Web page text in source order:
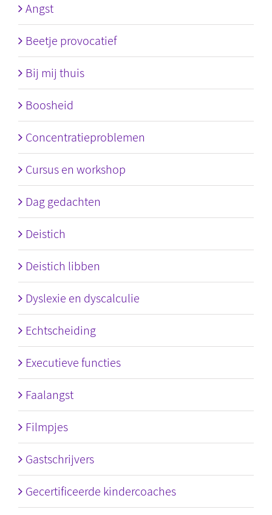
Angst
Beetje provocatief
Bij mij thuis
Boosheid
Concentratieproblemen
Cursus en workshop
Dag gedachten
Deistich
Deistich libben
Dyslexie en dyscalculie
Echtscheiding
Executieve functies
Faalangst
Filmpjes
Gastschrijvers
Gecertificeerde kindercoaches